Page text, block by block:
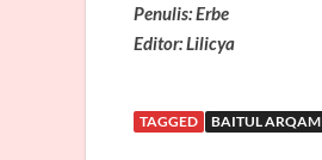
Penulis: Erbe
Editor: Lilicya
TAGGED BAITUL ARQAM